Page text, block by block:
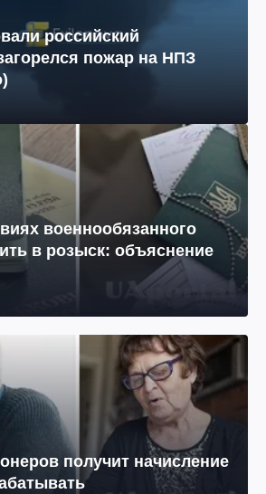
российский
пожар на НПЗ
военнообязанного
в розыск: объяснение
получит начисление